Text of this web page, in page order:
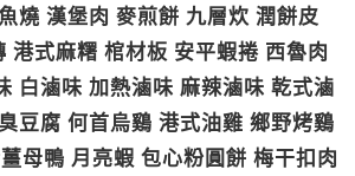
燒 漢堡肉 麥煎餅 九層炊 潤餅皮
港式麻糬 棺材板 安平蝦捲 西魯肉
白滷味 加熱滷味 麻辣滷味 乾式滷
豆腐 何首烏鷄 港式油雞 鄉野烤鷄
母鴨 月亮蝦 包心粉圓餅 梅干扣肉